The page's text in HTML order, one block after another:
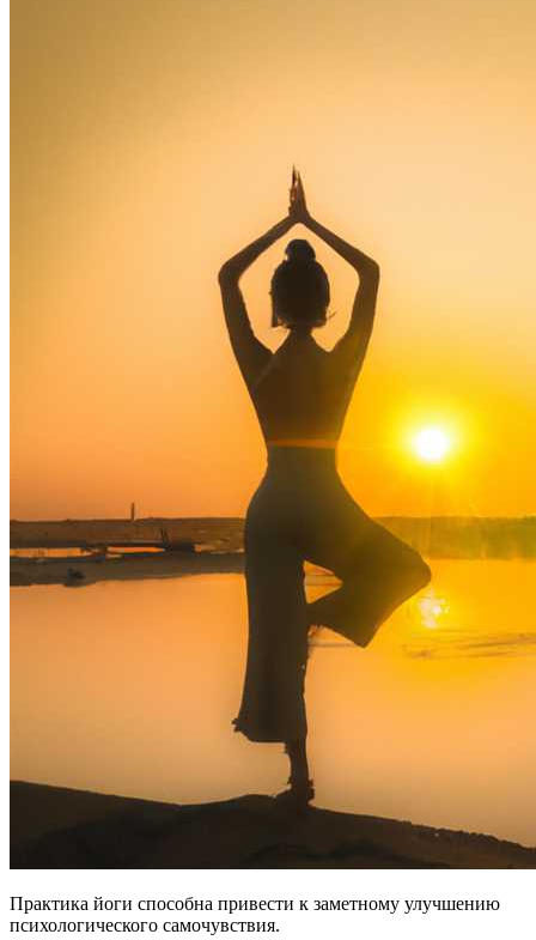
Практика йоги способна привести к заметному улучшению
психологического самочувствия.